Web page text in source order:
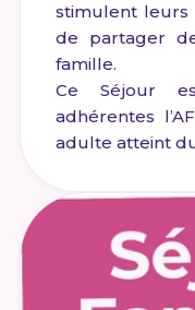
stimulent leurs
de partager
famille.
Ce Séjour
adhérentes
adulte atteint